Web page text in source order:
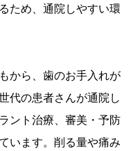
ため、通院しやすい環
から、歯のお手入れが
代の患者さんが通院し
ント治療、審美・予防
います。削る量や痛み